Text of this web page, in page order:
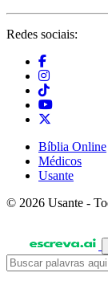
Redes sociais:
Bíblia Online
Médicos
Usante
© 2026 Usante -